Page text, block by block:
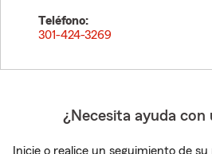
Teléfono:
301-424-3269
¿Necesita ayuda con
Inicie o realice un seguimiento de